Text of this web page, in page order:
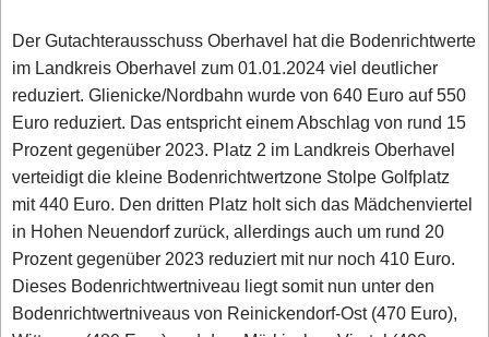
Der Gutachterausschuss Oberhavel hat die Bodenrichtwerte
im Landkreis Oberhavel zum 01.01.2024 viel deutlicher
reduziert. Glienicke/Nordbahn wurde von 640 Euro auf 550
Euro reduziert. Das entspricht einem Abschlag von rund 15
Prozent gegenüber 2023. Platz 2 im Landkreis Oberhavel
verteidigt die kleine Bodenrichtwertzone Stolpe Golfplatz
mit 440 Euro. Den dritten Platz holt sich das Mädchenviertel
in Hohen Neuendorf zurück, allerdings auch um rund 20
Prozent gegenüber 2023 reduziert mit nur noch 410 Euro.
Dieses Bodenrichtwertniveau liegt somit nun unter den
Bodenrichtwertniveaus von Reinickendorf-Ost (470 Euro),